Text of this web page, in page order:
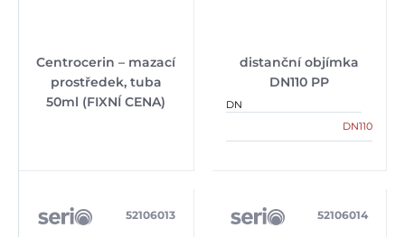
Centrocerin – mazací
prostředek, tuba
50ml (FIXNÍ CENA)
distanční objímka
DN110 PP
DN
DN110
52106013 52106014